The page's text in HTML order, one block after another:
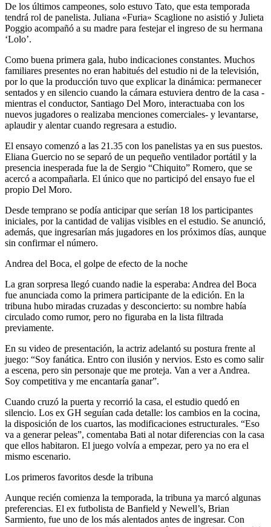
De los últimos campeones, solo estuvo Tato, que esta temporada
tendrá rol de panelista. Juliana «Furia» Scaglione no asistió y Julieta
Poggio acompañó a su madre para festejar el ingreso de su hermana
‘Lolo’.
Como buena primera gala, hubo indicaciones constantes. Muchos
familiares presentes no eran habitués del estudio ni de la televisión,
por lo que la producción tuvo que explicar la dinámica: permanecer
sentados y en silencio cuando la cámara estuviera dentro de la casa -
mientras el conductor, Santiago Del Moro, interactuaba con los
nuevos jugadores o realizaba menciones comerciales- y levantarse,
aplaudir y alentar cuando regresara a estudio.
El ensayo comenzó a las 21.35 con los panelistas ya en sus puestos.
Eliana Guercio no se separó de un pequeño ventilador portátil y la
presencia inesperada fue la de Sergio “Chiquito” Romero, que se
acercó a acompañarla. El único que no participó del ensayo fue el
propio Del Moro.
Desde temprano se podía anticipar que serían 18 los participantes
iniciales, por la cantidad de valijas visibles en el estudio. Se anunció,
además, que ingresarían más jugadores en los próximos días, aunque
sin confirmar el número.
Andrea del Boca, el golpe de efecto de la noche
La gran sorpresa llegó cuando nadie la esperaba: Andrea del Boca
fue anunciada como la primera participante de la edición. En la
tribuna hubo miradas cruzadas y desconcierto: su nombre había
circulado como rumor, pero no figuraba en la lista filtrada
previamente.
En su video de presentación, la actriz adelantó su postura frente al
juego: “Soy fanática. Entro con ilusión y nervios. Esto es como salir
a escena, pero sin personaje que me proteja. Van a ver a Andrea.
Soy competitiva y me encantaría ganar”.
Cuando cruzó la puerta y recorrió la casa, el estudio quedó en
silencio. Los ex GH seguían cada detalle: los cambios en la cocina,
la disposición de los cuartos, las modificaciones estructurales. “Eso
va a generar peleas”, comentaba Bati al notar diferencias con la casa
que ellos habitaron. El juego volvía a empezar, pero ya no era el
mismo escenario.
Los primeros favoritos desde la tribuna
Aunque recién comienza la temporada, la tribuna ya marcó algunas
preferencias. El ex futbolista de Banfield y Newell’s, Brian
Sarmiento, fue uno de los más alentados antes de ingresar. Con